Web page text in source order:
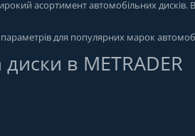
асортимент автомобільних дисків.
параметрів для популярних марок
в METRADER